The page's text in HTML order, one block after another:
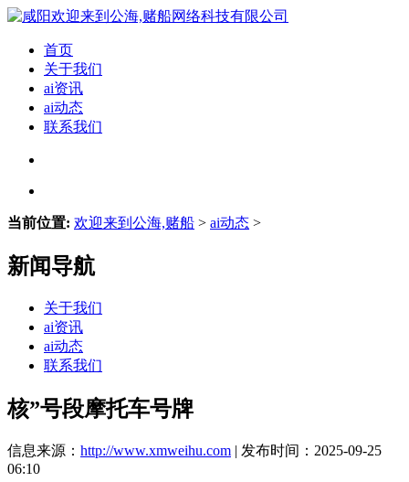
首页
关于我们
ai资讯
ai动态
联系我们
当前位置: 欢迎来到公海,赌船 > ai动态 >
新闻导航
关于我们
ai资讯
ai动态
联系我们
核”号段摩托车号牌
信息来源： http://www.xmweihu.com | 发布时间：2025-09-25
06:10